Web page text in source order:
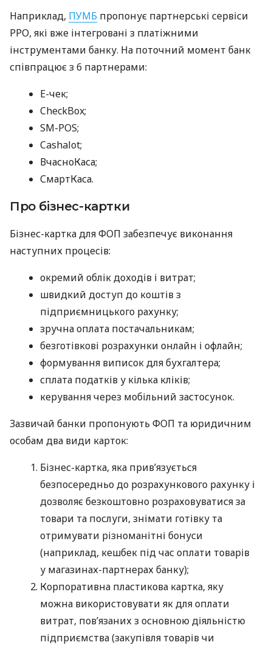
Наприклад, ПУМБ пропонує партнерські сервіси
РРО, які вже інтегровані з платіжними
інструментами банку. На поточний момент банк
співпрацює з 6 партнерами:
E-чек;
CheckBox;
SM-POS;
Cashalot;
ВчасноКаса;
СмартКаса.
Про бізнес-картки
Бізнес-картка для ФОП забезпечує виконання
наступних процесів:
окремий облік доходів і витрат;
швидкий доступ до коштів з
підприємницького рахунку;
зручна оплата постачальникам;
безготівкові розрахунки онлайн і офлайн;
формування виписок для бухгалтера;
сплата податків у кілька кліків;
керування через мобільний застосунок.
Зазвичай банки пропонують ФОП та юридичним
особам два види карток:
Бізнес-картка, яка прив’язується
безпосередньо до розрахункового рахунку і
дозволяє безкоштовно розраховуватися за
товари та послуги, знімати готівку та
отримувати різноманітні бонуси
(наприклад, кешбек під час оплати товарів
у магазинах-партнерах банку);
Корпоративна пластикова картка, яку
можна використовувати як для оплати
витрат, пов’язаних з основною діяльністю
підприємства (закупівля товарів чи